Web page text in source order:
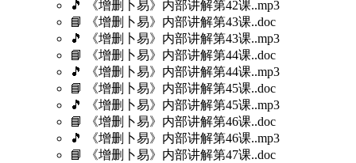
🎵 《增删卜易》内部讲解第42课..mp3
📘 《增删卜易》内部讲解第43课..doc
🎵 《增删卜易》内部讲解第43课..mp3
📘 《增删卜易》内部讲解第44课..doc
🎵 《增删卜易》内部讲解第44课..mp3
📘 《增删卜易》内部讲解第45课..doc
🎵 《增删卜易》内部讲解第45课..mp3
📘 《增删卜易》内部讲解第46课..doc
🎵 《增删卜易》内部讲解第46课..mp3
📘 《增删卜易》内部讲解第47课..doc